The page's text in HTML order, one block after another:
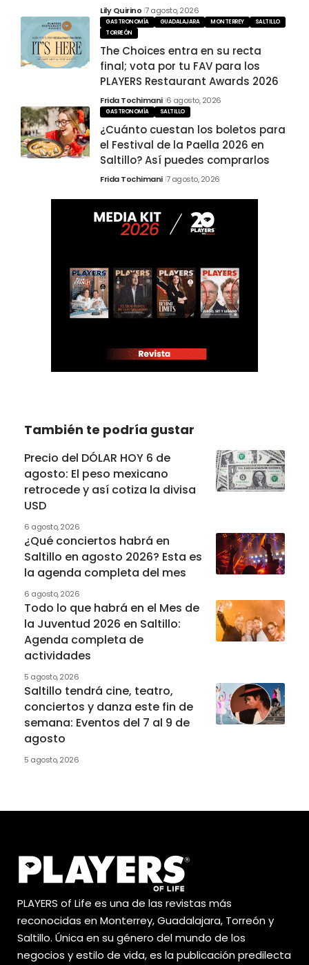
Lily Quirino 7 agosto, 2026
GASTRONOMÍA GUADALAJARA MONTERREY
SALTILLO
TORREÓN
The Choices entra en su recta
final; vota por tu FAV para los
PLAYERS Restaurant Awards 2026
Frida Tochimani 6 agosto, 2026
GASTRONOMÍA SALTILLO
¿Cuánto cuestan los boletos para
el Festival de la Paella 2026 en
Saltillo? Así puedes comprarlos
Frida Tochimani 7 agosto, 2026
También te podría gustar
Precio del DÓLAR HOY 6 de
agosto: El peso mexicano
retrocede y así cotiza la divisa
USD
6 agosto, 2026
¿Qué conciertos habrá en
Saltillo en agosto 2026? Esta es
la agenda completa del mes
6 agosto, 2026
Todo lo que habrá en el Mes de
la Juventud 2026 en Saltillo:
Agenda completa de
actividades
5 agosto, 2026
Saltillo tendrá cine, teatro,
conciertos y danza este fin de
semana: Eventos del 7 al 9 de
agosto
5 agosto, 2026
PLAYERS of Life es una de las revistas más
reconocidas en Monterrey, Guadalajara, Torreón y
Saltillo. Única en su género del mundo de los
negocios y estilo de vida, es la publicación predilecta